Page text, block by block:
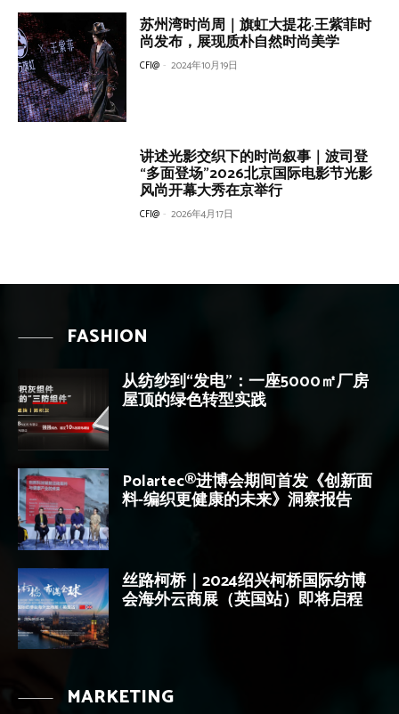
苏州湾时尚周｜旗虹大提花·王紫菲时
尚发布，展现质朴自然时尚美学
CFI@ - 2024年10月19日
讲述光影交织下的时尚叙事｜波司登
“多面登场”2026北京国际电影节光影
风尚开幕大秀在京举行
CFI@ - 2026年4月17日
FASHION
从纺纱到“发电”：一座5000㎡厂房
屋顶的绿色转型实践
Polartec®进博会期间首发《创新面
料-编织更健康的未来》洞察报告
丝路柯桥｜2024绍兴柯桥国际纺博
会海外云商展（英国站）即将启程
MARKETING